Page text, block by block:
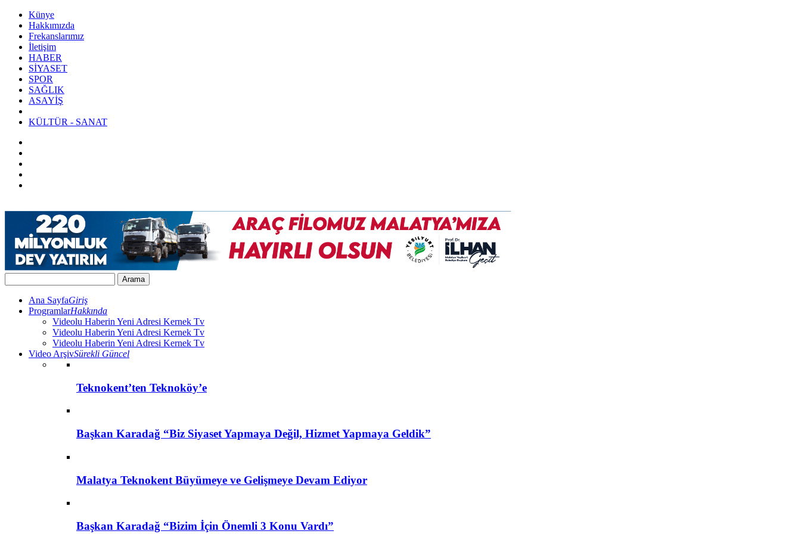
Künye
Hakkımızda
Frekanslarımız
İletişim
HABER
SİYASET
SPOR
SAĞLIK
ASAYİŞ
KÜLTÜR - SANAT
Ana SayfaGiriş
ProgramlarHakkında
Videolu Haberin Yeni Adresi Kernek Tv
Videolu Haberin Yeni Adresi Kernek Tv
Videolu Haberin Yeni Adresi Kernek Tv
Video ArşivSürekli Güncel
Teknokent’ten Teknoköy’e
Başkan Karadağ “Biz Siyaset Yapmaya Değil, Hizmet Yapmaya Geldik”
Malatya Teknokent Büyümeye ve Gelişmeye Devam Ediyor
Başkan Karadağ “Bizim İçin Önemli 3 Konu Vardı”